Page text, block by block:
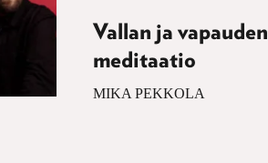
Vallan ja vapauden
meditaatio
MIKA PEKKOLA